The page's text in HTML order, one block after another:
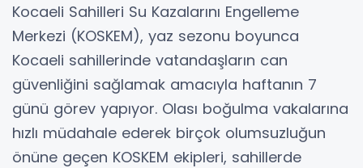
Kocaeli Sahilleri Su Kazalarını Engelleme
Merkezi (KOSKEM), yaz sezonu boyunca
Kocaeli sahillerinde vatandaşların can
güvenliğini sağlamak amacıyla haftanın 7
günü görev yapıyor. Olası boğulma vakalarına
hızlı müdahale ederek birçok olumsuzluğun
önüne geçen KOSKEM ekipleri, sahillerde